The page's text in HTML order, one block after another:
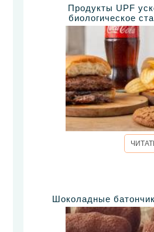
Продукты UPF
биологическое
Шоколадные